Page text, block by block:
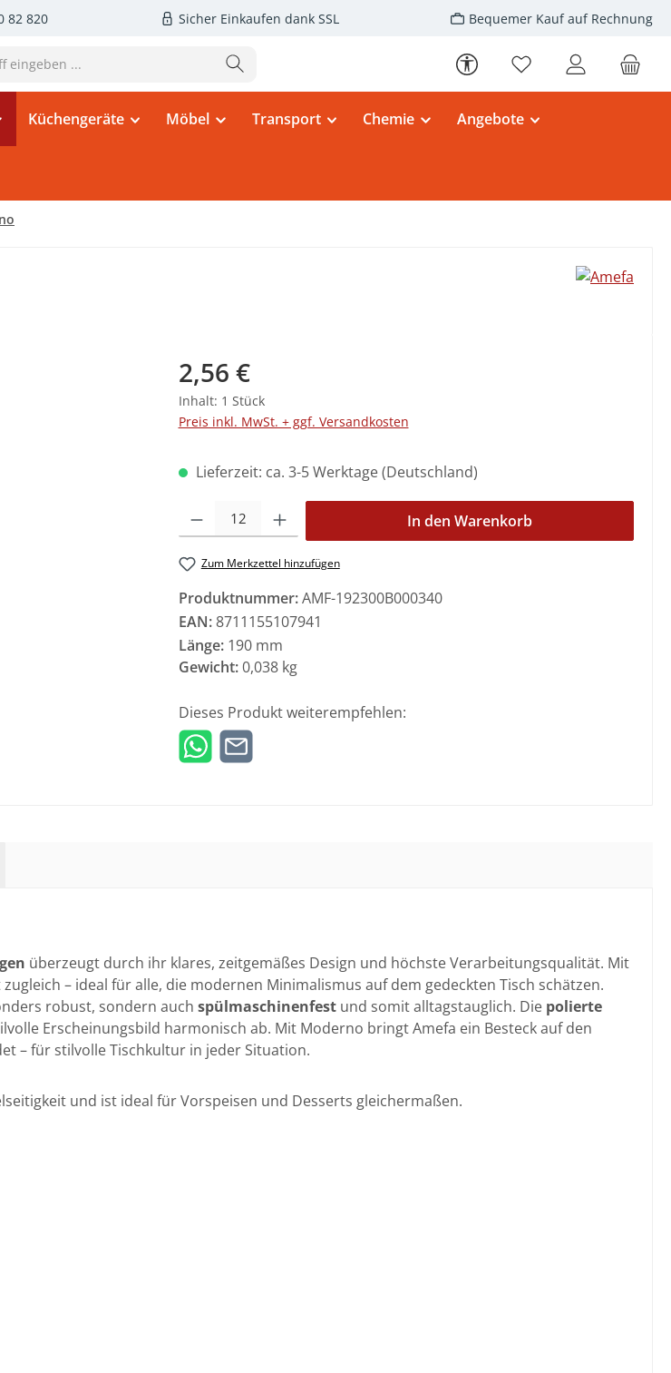
82 820 Sicher Einkaufen dank SSL Bequemer Kauf auf Rechnung
Werkzeugleiste anzeigen
Du hast 0 Produkte
Küchengeräte Möbel Transport Chemie Angebote
Regulärer Preis:
2,56 €
Inhalt: 1 Stück
Preis inkl. MwSt. + ggf. Versandkosten
Lieferzeit: ca. 3-5 Werktage (Deutschland)
Produkt Anzahl: Gib den gewünschten Wert ein oder benutze die
In den Warenkorb
Zum Merkzettel hinzufügen
Produktnummer:AMF-192300B000340
EAN:8711155107941
Länge: 190 mm
Gewicht:0,038 kg
Dieses Produkt weiterempfehlen:
überzeugt durch ihr klares, zeitgemäßes Design und höchste Verarbeitungsqualität. Mit
– ideal für alle, die modernen Minimalismus auf dem gedeckten Tisch schätzen.
robust, sondern auch spülmaschinenfest und somit alltagstauglich. Die polierte
Erscheinungsbild harmonisch ab. Mit Moderno bringt Amefa ein Besteck auf den
– für stilvolle Tischkultur in jeder Situation.
und ist ideal für Vorspeisen und Desserts gleichermaßen.